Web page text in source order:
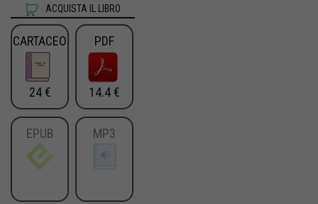
ACQUISTA IL LIBRO
CARTACEO
24 €
PDF
14.4 €
EPUB MP3